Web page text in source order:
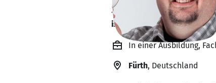
Steffen
ist offen für Projekte. 🔎
In einer Ausbildung,
Fürth, Deutschland